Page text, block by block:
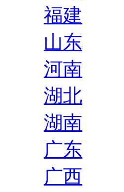
福建
山东
河南
湖北
湖南
广东
广西